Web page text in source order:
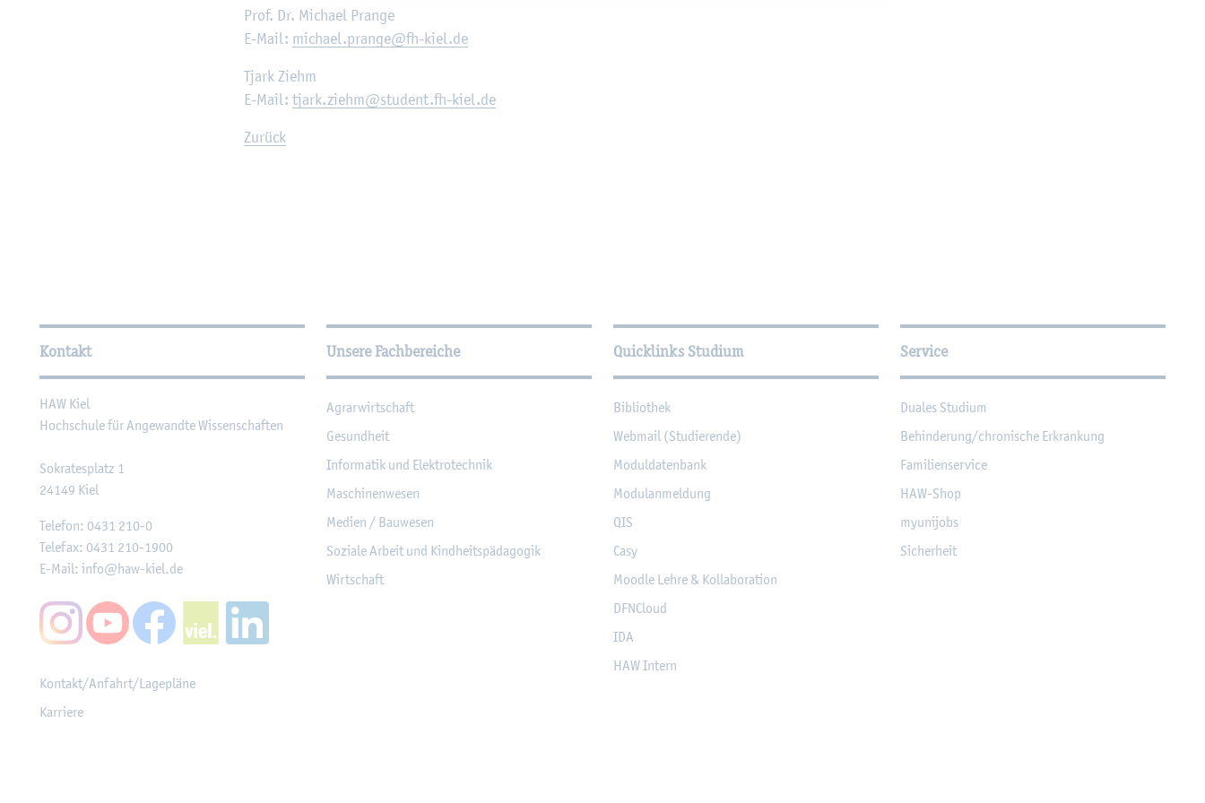
Prof. Dr. Mi­cha­el Pran­ge
E-Mail: mi­cha­el.​prange@​fh-​kiel.​de
Tjark Ziehm
E-Mail: tjark.​ziehm@​student.​fh-​kiel.​de
Zu­rück
Wei­ter­füh­ren­de In­for­ma­tio­nen
Kontakt
HAW Kiel
Hoch­schu­le für An­ge­wand­te Wis­sen­schaf­ten
So­kra­tes­platz 1
24149 Kiel
Te­le­fon: 0431 210-0
Te­le­fax: 0431 210-1900
E-Mail: info@​haw-​kiel.​de
Kon­takt/An­fahrt/La­ge­plä­ne
Kar­rie­re
Unsere Fachbereiche
Agrar­wirt­schaft
Ge­sund­heit
In­for­ma­tik und Elek­tro­tech­nik
Ma­schi­nen­we­sen
Me­di­en / Bau­we­sen
So­zia­le Ar­beit und Kind­heits­päd­ago­gik
Wirt­schaft
Quicklinks Studium
Bi­blio­thek
Web­mail (Stu­die­ren­de)
Mo­dul­da­ten­bank
Mo­du­l­an­mel­dung
QIS
Casy
Mood­le Lehre & Kol­la­bo­ra­ti­on
DF­NCloud
IDA
HAW In­tern
Service
Dua­les Stu­di­um
Be­hin­de­rung/chro­ni­sche Er­kran­kung
Fa­mi­li­en­ser­vice
HAW-Shop
myu­ni­jobs
Si­cher­heit